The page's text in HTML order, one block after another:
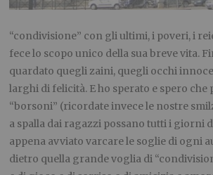
“condivisione” con gli ultimi, i poveri, i
fece lo scopo unico della sua breve vita.
quardato quegli zaini, quegli occhi
larghi di felicità. E ho sperato e spero
“borsoni” (ricordate invece le nostre
a spalla dai ragazzi possano tutti i giorni
appena avviato varcare le soglie di ogni
dietro quella grande voglia di